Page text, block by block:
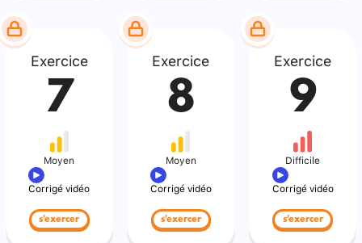
Exercice
7
Moyen
Corrigé vidéo
s'exercer
Exercice
8
Moyen
Corrigé vidéo
s'exercer
Exercice
9
Difficile
Corrigé vidéo
s'exercer